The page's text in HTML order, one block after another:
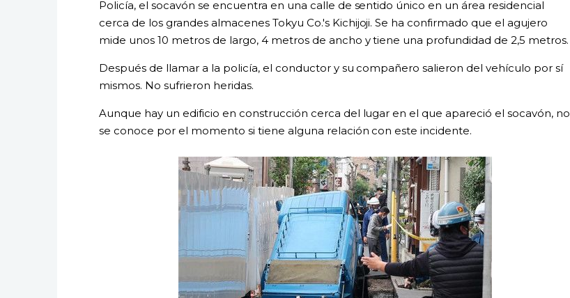
Policía, el socavón se encuentra en una calle de sentido único en un área residencial
cerca de los grandes almacenes Tokyu Co.'s Kichijoji. Se ha confirmado que el agujero
mide unos 10 metros de largo, 4 metros de ancho y tiene una profundidad de 2,5 metros.
Después de llamar a la policía, el conductor y su compañero salieron del vehículo por sí
mismos. No sufrieron heridas.
Aunque hay un edificio en construcción cerca del lugar en el que apareció el socavón, no
se conoce por el momento si tiene alguna relación con este incidente.